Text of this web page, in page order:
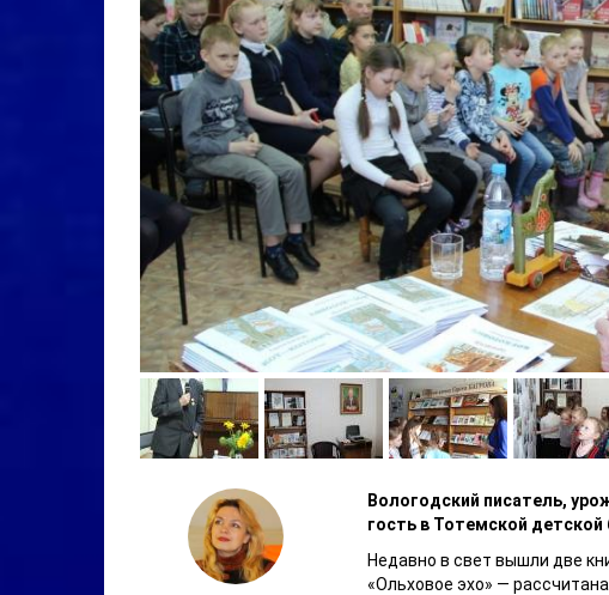
Вологодский писатель,
гость в Тотемской детской
Недавно в свет вышли две
«Ольховое эхо» —